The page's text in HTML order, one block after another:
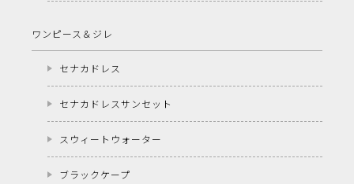
ワンピース＆ジレ
セナカドレス
セナカドレスサンセット
スウィートウォーター
ブラックケープ